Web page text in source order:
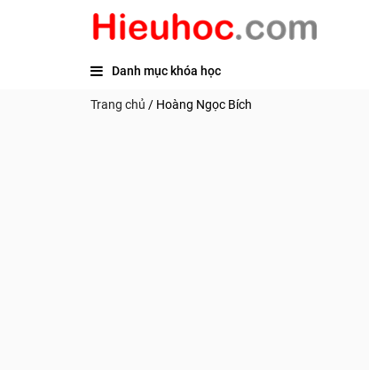
Danh mục khóa học
Trang chủ / Hoàng Ngọc Bích